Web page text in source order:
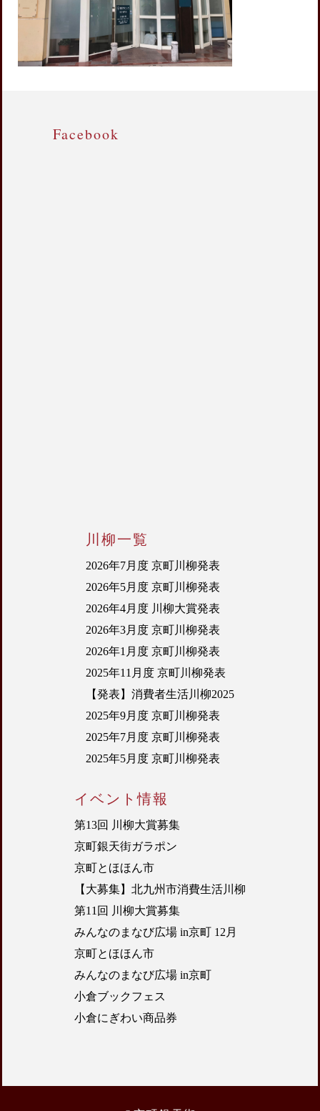
イベント情報
第13回 川柳大賞募集
京町銀天街ガラポン
京町とほほん市
【大募集】北九州市消費生活川柳
第11回 川柳大賞募集
みんなのまなび広場 in京町 12月
京町とほほん市
みんなのまなび広場 in京町
小倉ブックフェス
小倉にぎわい商品券
川柳一覧
2026年7月度 京町川柳発表
2026年5月度 京町川柳発表
2026年4月度 川柳大賞発表
2026年3月度 京町川柳発表
2026年1月度 京町川柳発表
2025年11月度 京町川柳発表
【発表】消費者生活川柳2025
2025年9月度 京町川柳発表
2025年7月度 京町川柳発表
2025年5月度 京町川柳発表
Facebook